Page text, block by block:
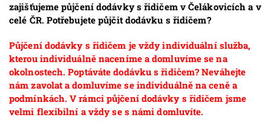
zajišťujeme půjčení dodávky s řidičem v Čelákovicích a v
celé ČR. Potřebujete půjčit dodávku s řidičem?
Půjčení dodávky s řidičem je vždy individuální služba,
kterou individuálně naceníme a domluvíme se na
okolnostech. Poptáváte dodávku s řidičem? Neváhejte
nám zavolat a domluvíme se individuálně na ceně a
podmínkách. V rámci půjčení dodávky s řidičem jsme
velmi flexibilní a vždy se s námi domluvíte.